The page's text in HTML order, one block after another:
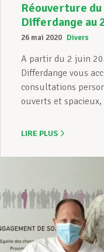
Réouverture
Differdange au
26 mai 2020 Divers
A partir du 2 juin
Differdange vous
consultations
ouverts et spacieux,
LIRE PLUS